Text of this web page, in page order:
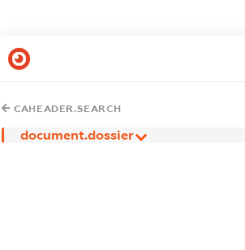
CAHEADER.SEARCH
document.dossier